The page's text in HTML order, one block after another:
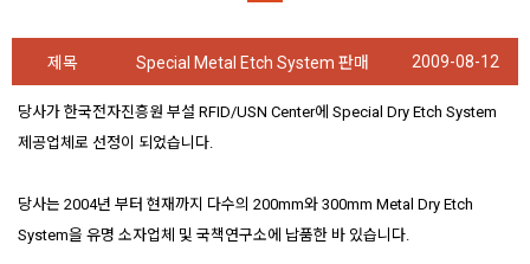
제목 Special Metal Etch System 판매 2009-08-12
당사가 한국전자진흥원 부설 RFID/USN Center에 Special Dry Etch System
제공업체로 선정이 되었습니다.
당사는 2004년 부터 현재까지 다수의 200mm와 300mm Metal Dry Etch
System을 유명 소자업체 및 국책연구소에 납품한 바 있습니다.